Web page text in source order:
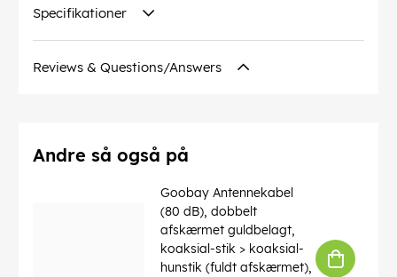
Forbindelser: EIA/TIA-568 B
Driftstemperatur op til: 60 °C
max. båndbredde: 100 MHz
Inder leder materiale : CCA (kobberbeklædt aluminium)
Tilslutning, afskærmning
: RJ45 stik (8P8C)
: RJ45 stik (8P8C)
4040849686436
Specifikationer
Reviews & Questions/Answers
Andre så også på
Goobay Antennekabel
(80 dB), dobbelt
afskærmet guldbelagt,
koaksial-stik > koaksial-
hunstik (fuldt afskærmet),